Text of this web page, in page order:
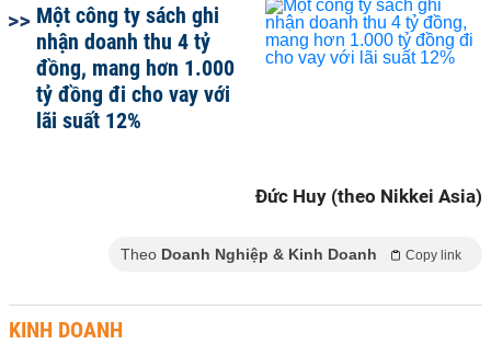
Một công ty sách ghi
nhận doanh thu 4 tỷ
đồng, mang hơn 1.000
tỷ đồng đi cho vay với
lãi suất 12%
Đức Huy (theo Nikkei Asia)
Theo Doanh Nghiệp & Kinh Doanh Copy link
KINH DOANH